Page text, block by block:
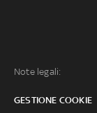
Note legali:
GESTIONE COOKIE